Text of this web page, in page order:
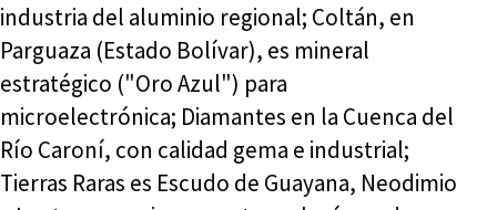
industria del aluminio regional; Coltán, en
Parguaza (Estado Bolívar), es mineral
estratégico ("Oro Azul") para
microelectrónica; Diamantes en la Cuenca del
Río Caroní, con calidad gema e industrial;
Tierras Raras es Escudo de Guayana, Neodimio